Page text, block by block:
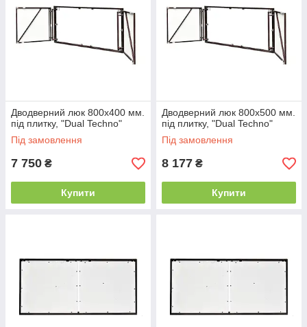
Дводверний люк 800х400 мм.
під плитку, "Dual Techno"
Під замовлення
7 750 ₴
Купити
Дводверний люк 800х500 мм.
під плитку, "Dual Techno"
Під замовлення
8 177 ₴
Купити